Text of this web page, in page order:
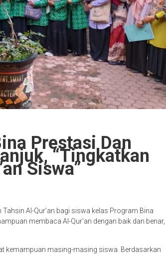
Prestasi Dan
“Tingkatkan
Siswa”
Al-Qur’an bagi siswa kelas Program Bina
membaca Al-Qur’an dengan baik dan benar,
kemampuan masing-masing siswa. Berdasarkan